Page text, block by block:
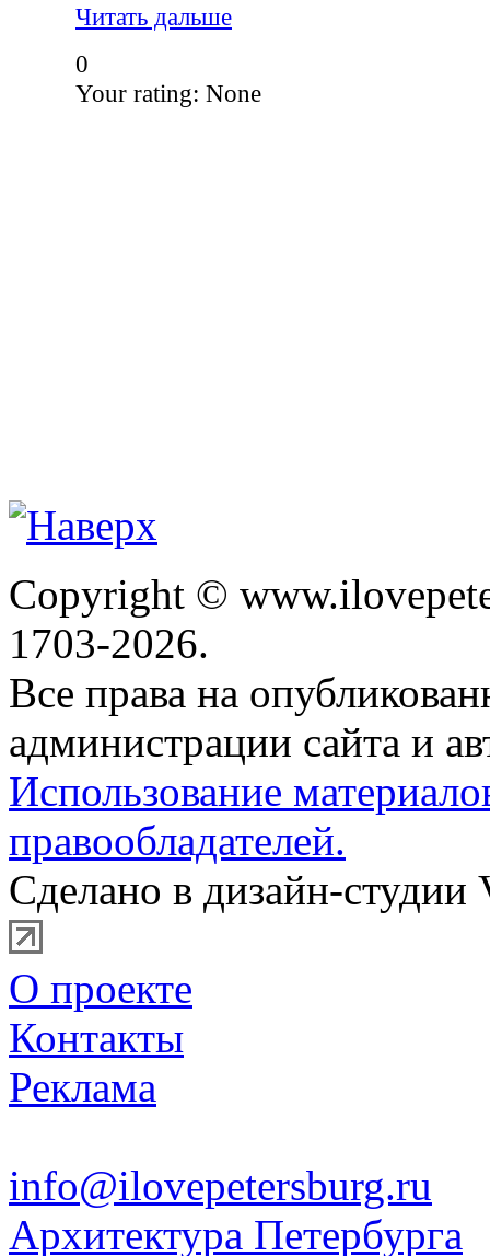
Читать дальше
0
Your rating: None
Copyright ©
1703-2026.
Все права на
администрации сайта и
Использование
правообладателей.
Сделано в дизайн-студии
О проекте
Контакты
Реклама
info@ilovepetersburg.ru
Архитектура Петербурга